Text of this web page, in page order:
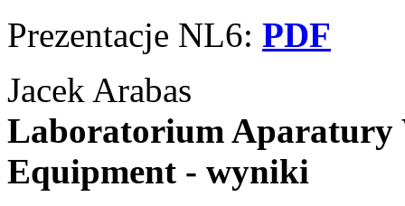
Prezentacje NL6: PDF
Jacek Arabas
Laboratorium Aparatury
Equipment - wyniki